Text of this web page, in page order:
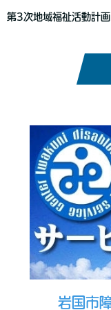
第3次地域福祉活動計画
岩国市